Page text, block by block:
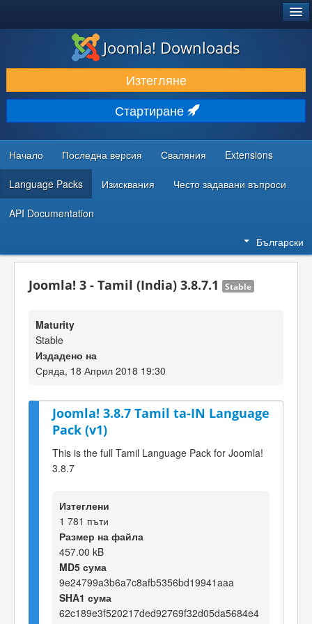
ИЗТЕГЛЯНЕ & РАЗШИРЯВАНЕ
ОТКРИВАЙТЕ & УЧЕТЕ
ОБЩНОСТ & ПОДДРЪЖКА
РЕСУРСИ ЗА РАЗРАБОТКА
Joomla! Downloads
Изтегляне
Стартиране
Начало Последна версия Сваляния Extensions
Language Packs Изисквания Често задавани въпроси
API Documentation
Български
Joomla! 3 - Tamil (India) 3.8.7.1 Stable
Maturity
Stable
Издадено на
Сряда, 18 Април 2018 19:30
Joomla! 3.8.7 Tamil ta-IN Language
Pack (v1)
This is the full Tamil Language Pack for Joomla!
3.8.7
Изтеглени
1 781 пъти
Размер на файла
457.00 kB
MD5 сума
9e24799a3b6a7c8afb5356bd19941aaa
SHA1 сума
62c189e3f520217ded92769f32d05da5684e4